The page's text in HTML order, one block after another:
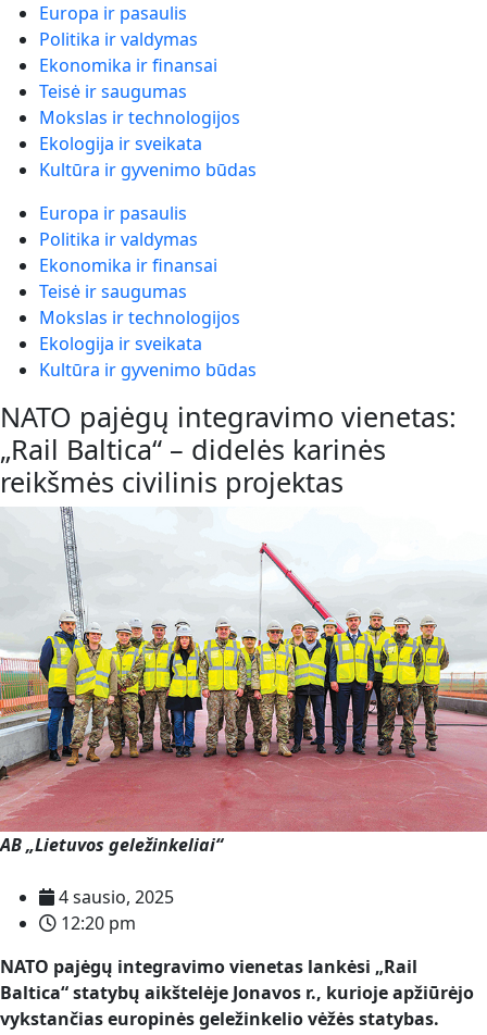
Europa ir pasaulis
Politika ir valdymas
Ekonomika ir finansai
Teisė ir saugumas
Mokslas ir technologijos
Ekologija ir sveikata
Kultūra ir gyvenimo būdas
Europa ir pasaulis
Politika ir valdymas
Ekonomika ir finansai
Teisė ir saugumas
Mokslas ir technologijos
Ekologija ir sveikata
Kultūra ir gyvenimo būdas
NATO pajėgų integravimo vienetas:
„Rail Baltica“ – didelės karinės
reikšmės civilinis projektas
AB „Lietuvos geležinkeliai“
4 sausio, 2025
12:20 pm
NATO pajėgų integravimo vienetas lankėsi „Rail
Baltica“ statybų aikštelėje Jonavos r., kurioje apžiūrėjo
vykstančias europinės geležinkelio vėžės statybas.